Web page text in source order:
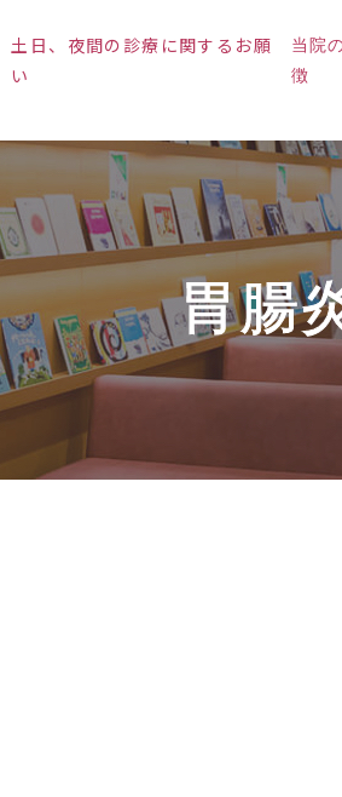
土日、夜間の診療に関するお願
い
当院
徴
胃腸